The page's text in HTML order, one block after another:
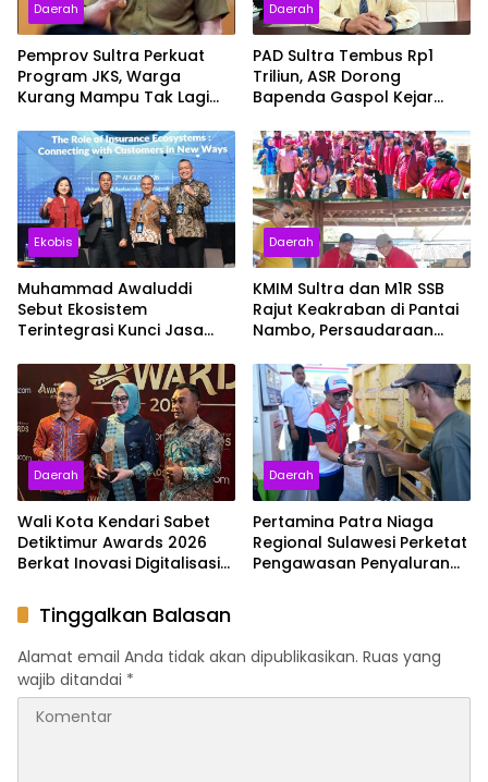
Daerah
Pemprov Sultra Perkuat
Program JKS, Warga
Kurang Mampu Tak Lagi
Daerah
PAD Sultra Tembus Rp1
Triliun, ASR Dorong
Bapenda Gaspol Kejar
Ekobis
Muhammad Awaluddi
Sebut Ekosistem
Terintegrasi Kunci Jasa
Pelayanan Maksimal
Kepada masyarakat
Daerah
KMIM Sultra dan M1R SSB
Rajut Keakraban di Pantai
Nambo, Persaudaraan
Solid
Daerah
Wali Kota Kendari Sabet
Detiktimur Awards 2026
Berkat Inovasi Digitalisasi
Daerah
Pertamina Patra Niaga
Regional Sulawesi Perketat
Pengawasan Penyaluran
Tinggalkan Balasan
Alamat email Anda tidak akan dipublikasikan. Ruas yang
wajib ditandai *